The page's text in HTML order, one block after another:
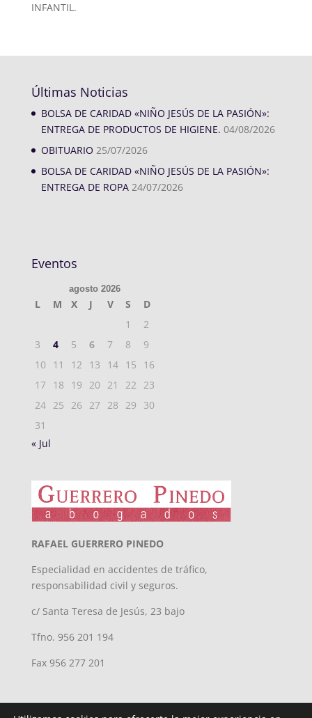
INFANTIL.
Últimas Noticias
BOLSA DE CARIDAD «NIÑO JESÚS DE LA PASIÓN»:
ENTREGA DE PRODUCTOS DE HIGIENE. 04/08/2026
OBITUARIO 25/07/2026
BOLSA DE CARIDAD «NIÑO JESÚS DE LA PASIÓN»:
ENTREGA DE ROPA 24/07/2026
Eventos
agosto 2026
L M X J V S
D
1
2
3
4 5 6 7 8
9
10
11 12 13 14 15
16
17
18 19 20 21 22
23
24 25 26 27 28 29
30
31
« Jul
RAFAEL GUERRERO PINEDO
Especialidad en accidentes de tráfico,
responsabilidad civil y seguros.
c/ Santa Teresa de Jesús, 23 bajo
Tfno. 956 201 194
Fax 956 277 201